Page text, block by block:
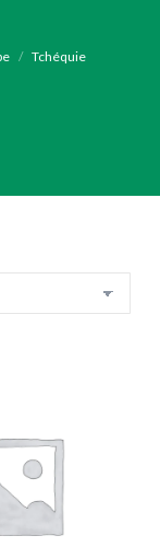
Tchéquie